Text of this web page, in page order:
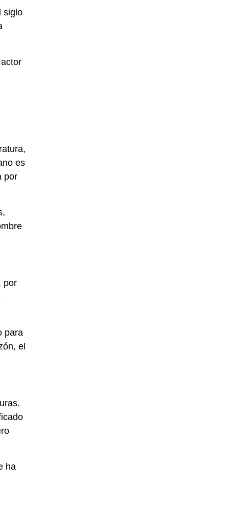
siglo
es
por
por
para
el
ha